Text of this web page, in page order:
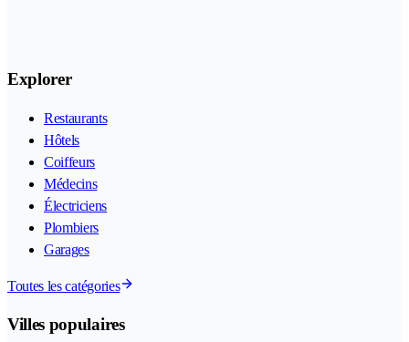
Explorer
Restaurants
Hôtels
Coiffeurs
Médecins
Électriciens
Plombiers
Garages
Toutes les catégories
Villes populaires